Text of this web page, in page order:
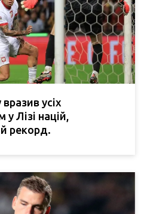
усіх
Лізі націй,
рекорд.